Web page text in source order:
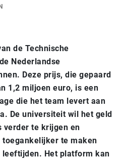
de Technische
Nederlandse
Deze prijs, die gepaard
1,2 miljoen euro, is een
die het team levert aan
De universiteit wil het geld
verder te krijgen en
te maken
Het platform kan